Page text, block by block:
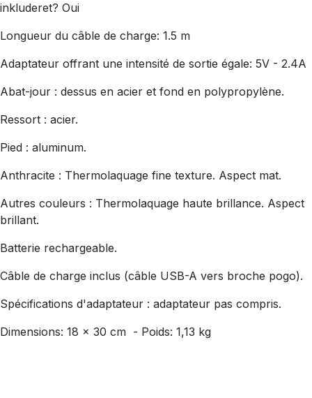
inkluderet? Oui
Longueur du câble de charge: 1.5 m
Adaptateur offrant une intensité de sortie égale: 5V - 2.4A
Abat-jour : dessus en acier et fond en polypropylène.
Ressort : acier.
Pied : aluminum.
Anthracite : Thermolaquage fine texture. Aspect mat.
Autres couleurs : Thermolaquage haute brillance. Aspect
brillant.
Batterie rechargeable.
Câble de charge inclus (câble USB-A vers broche pogo).
Spécifications d'adaptateur : adaptateur pas compris.
Dimensions: 18 x 30 cm - Poids: 1,13 kg